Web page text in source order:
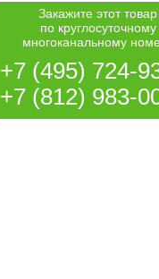
Закажите этот товар
по круглосуточному
многоканальному
+7 (495) 724-
+7 (812) 983-